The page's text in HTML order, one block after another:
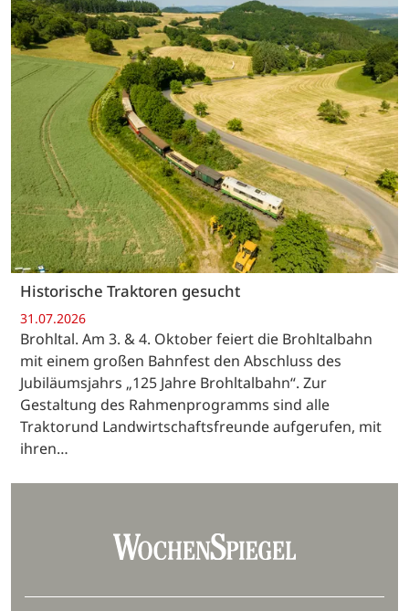
Historische Traktoren gesucht
31.07.2026
Brohltal. Am 3. & 4. Oktober feiert die Brohltalbahn
mit einem großen Bahnfest den Abschluss des
Jubiläumsjahrs „125 Jahre Brohltalbahn“. Zur
Gestaltung des Rahmenprogramms sind alle
Traktorund Landwirtschaftsfreunde aufgerufen, mit
ihren…